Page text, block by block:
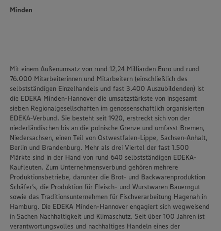
Minden
Mit einem Außenumsatz von rund 12,24 Milliarden Euro und rund
76.000 Mitarbeiterinnen und Mitarbeitern (einschließlich des
selbstständigen Einzelhandels und fast 3.400 Auszubildenden) ist
die EDEKA Minden-Hannover die umsatzstärkste von insgesamt
sieben Regionalgesellschaften im genossenschaftlich organisierten
EDEKA-Verbund. Sie besteht seit 1920, erstreckt sich von der
niederländischen bis an die polnische Grenze und umfasst Bremen,
Niedersachsen, einen Teil von Ostwestfalen-Lippe, Sachsen-Anhalt,
Berlin und Brandenburg. Mehr als drei Viertel der fast 1.500
Märkte sind in der Hand von rund 640 selbstständigen EDEKA-
Kaufleuten. Zum Unternehmensverbund gehören mehrere
Produktionsbetriebe, darunter die Brot- und Backwarenproduktion
Schäfer’s, die Produktion für Fleisch- und Wurstwaren Bauerngut
sowie das Traditionsunternehmen für Fischverarbeitung Hagenah in
Hamburg. Die EDEKA Minden-Hannover engagiert sich wegweisend
in Sachen Nachhaltigkeit und Klimaschutz. Seit über 100 Jahren ist
verantwortungsvolles und nachhaltiges Handeln eines der